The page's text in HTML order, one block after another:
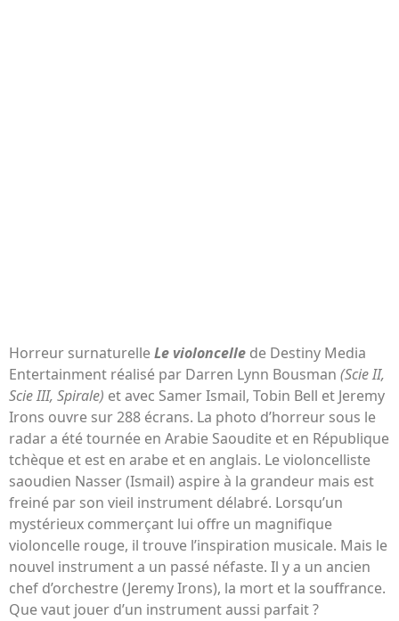
Horreur surnaturelleLe violoncelle de Destiny Media
Entertainment réalisé par Darren Lynn Bousman (Scie II,
Scie III, Spirale) et avec Samer Ismail, Tobin Bell et Jeremy
Irons ouvre sur 288 écrans. La photo d’horreur sous le
radar a été tournée en Arabie Saoudite et en République
tchèque et est en arabe et en anglais. Le violoncelliste
saoudien Nasser (Ismail) aspire à la grandeur mais est
freiné par son vieil instrument délabré. Lorsqu’un
mystérieux commerçant lui offre un magnifique
violoncelle rouge, il trouve l’inspiration musicale. Mais le
nouvel instrument a un passé néfaste. Il y a un ancien
chef d’orchestre (Jeremy Irons), la mort et la souffrance.
Que vaut jouer d’un instrument aussi parfait ?